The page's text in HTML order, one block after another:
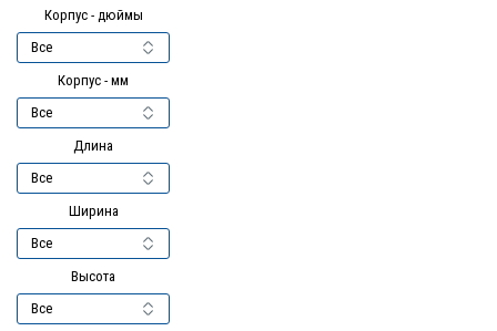
Корпус - дюймы
Корпус - мм
Длина
Ширина
Высота